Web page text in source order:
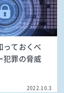
っておくべ
犯罪の脅威
2022.10.3